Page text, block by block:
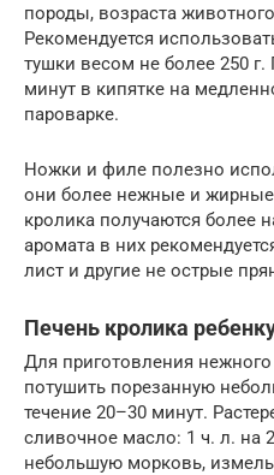
породы, возраста
Рекомендуется
тушки весом не более 250 г.
минут в кипятке на
пароварке.
Ножки и филе полезно
они более нежные и
кролика получаются более
аромата в них
лист и другие не острые
Печень кролика
Для приготовления нежного
потушить порезанную
течение 20–30 минут.
сливочное масло: 1 ч. л. на
небольшую морковь,